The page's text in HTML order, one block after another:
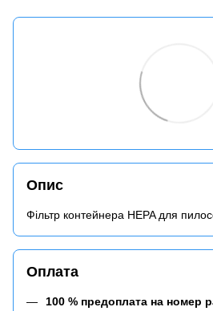
Опис
Фільтр контейнера HEPA для
Оплата
100 % предоплата на номер